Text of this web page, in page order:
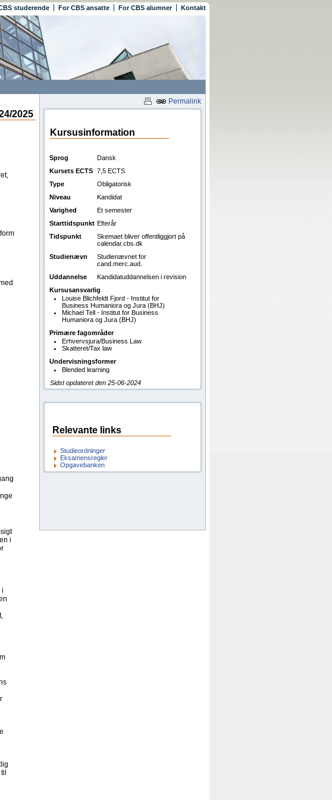
studerende For CBS ansatte For CBS alumner Kontakt
Permalink
2025
i
i
Kursusinformation
Sprog
Dansk
Kursets ECTS 7,5 ECTS
Type
Obligatorisk
Niveau
Kandidat
Varighed
Et semester
Starttidspunkt Efterår
Tidspunkt
Skemaet bliver offentliggjort på
calendar.cbs.dk
Studienævn
Studienævnet for
cand.merc.aud.
Uddannelse
Kandidatuddannelsen i revision
Kursusansvarlig
Louise Blichfeldt Fjord - Institut for
Business Humaniora og Jura (BHJ)
Michael Tell - Institut for Business
Humaniora og Jura (BHJ)
Primære fagområder
Erhvervsjura/Business Law
Skatteret/Tax law
Undervisningsformer
Blended learning
Sidst opdateret den 25-06-2024
Relevante links
Studieordninger
Eksamensregler
Opgavebanken